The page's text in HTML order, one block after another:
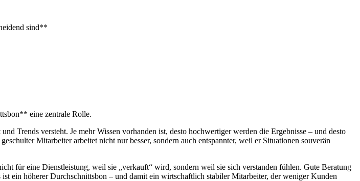
sind**
eine zentrale Rolle.
Trends versteht. Je mehr Wissen vorhanden ist, desto hochwertiger werden die Ergebnisse – und desto
Mitarbeiter arbeitet nicht nur besser, sondern auch entspannter, weil er Situationen souverän
für eine Dienstleistung, weil sie „verkauft“ wird, sondern weil sie sich verstanden fühlen. Gute Beratung
ein höherer Durchschnittsbon – und damit ein wirtschaftlich stabiler Mitarbeiter, der weniger Kunden